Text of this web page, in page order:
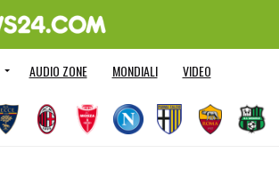
AUDIO ZONE MONDIALI VIDEO